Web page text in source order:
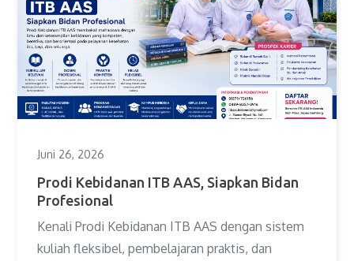
Juni 26, 2026
Prodi Kebidanan ITB AAS, Siapkan Bidan
Profesional
Kenali Prodi Kebidanan ITB AAS dengan sistem
kuliah fleksibel, pembelajaran praktis, dan